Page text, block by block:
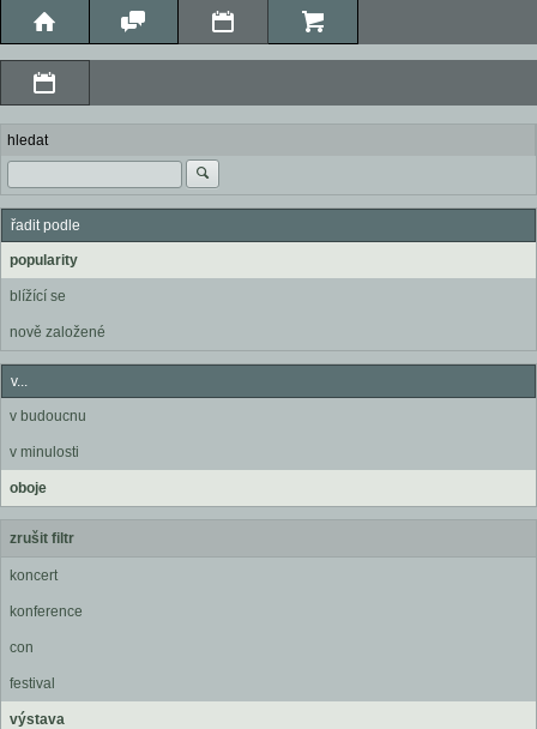
hledat
řadit podle
popularity
blížící se
nově založené
v...
v budoucnu
v minulosti
oboje
zrušit filtr
koncert
konference
con
festival
výstava